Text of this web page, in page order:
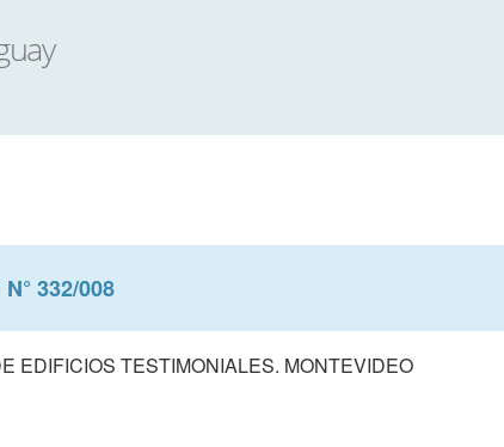
N° 332/008
EDIFICIOS TESTIMONIALES. MONTEVIDEO